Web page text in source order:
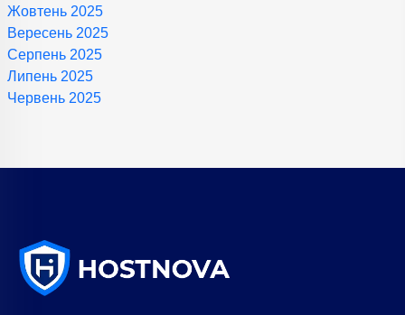
Жовтень 2025
Вересень 2025
Серпень 2025
Липень 2025
Червень 2025